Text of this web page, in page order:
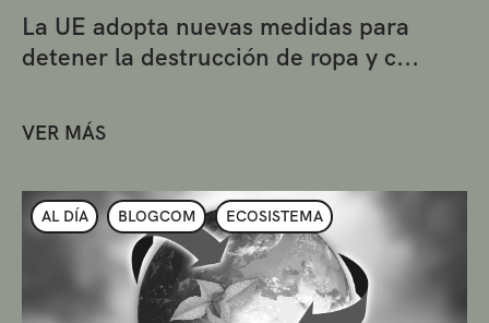
La UE adopta nuevas medidas para
detener la destrucción de ropa y c...
VER MÁS
AL DÍA BLOGCOM ECOSISTEMA